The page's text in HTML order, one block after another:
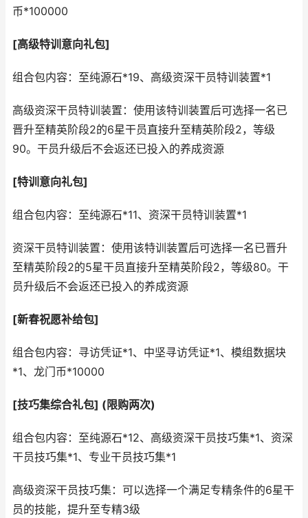
币*100000
[高级特训意向礼包]
组合包内容：至纯源石*19、高级资深干员特训装置*1
高级资深干员特训装置：使用该特训装置后可选择一名已
晋升至精英阶段2的6星干员直接升至精英阶段2，等级
90。干员升级后不会返还已投入的养成资源
[特训意向礼包]
组合包内容：至纯源石*11、资深干员特训装置*1
资深干员特训装置：使用该特训装置后可选择一名已晋升
至精英阶段2的5星干员直接升至精英阶段2，等级80。干
员升级后不会返还已投入的养成资源
[新春祝愿补给包]
组合包内容：寻访凭证*1、中坚寻访凭证*1、模组数据块
*1、龙门币*10000
[技巧集综合礼包] (限购两次)
组合包内容：至纯源石*12、高级资深干员技巧集*1、资深
干员技巧集*1、专业干员技巧集*1
高级资深干员技巧集：可以选择一个满足专精条件的6星干
员的技能，提升至专精3级